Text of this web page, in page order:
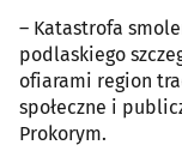
– Katastrofa
podlaskiego
ofiarami region
społeczne i
Prokorym.